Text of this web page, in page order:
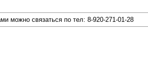
можно связаться по тел: 8-920-271-01-28